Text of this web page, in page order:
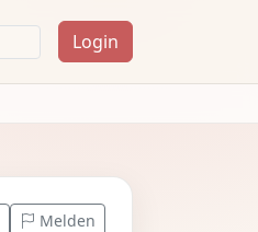
Login
Melden